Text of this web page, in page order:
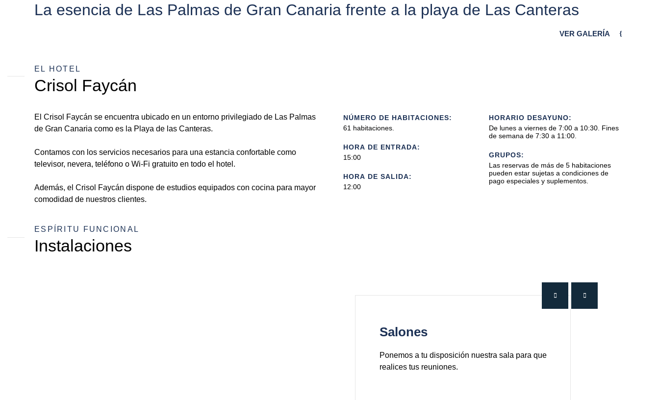
La esencia de Las Palmas de Gran Canaria frente a la playa de Las Canteras
VER GALERÍA
EL HOTEL
Crisol Faycán
El Crisol Faycán se encuentra ubicado en un entorno privilegiado de Las Palmas
de Gran Canaria como es la Playa de las Canteras.
Contamos con los servicios necesarios para una estancia confortable como
televisor, nevera, teléfono o Wi-Fi gratuito en todo el hotel.
Además, el Crisol Faycán dispone de estudios equipados con cocina para mayor
comodidad de nuestros clientes.
NÚMERO DE HABITACIONES:
61 habitaciones.
HORA DE ENTRADA:
15:00
HORA DE SALIDA:
12:00
HORARIO DESAYUNO:
De lunes a viernes de 7:00 a 10:30. Fines
de semana de 7:30 a 11:00.
GRUPOS:
Las reservas de más de 5 habitaciones
pueden estar sujetas a condiciones de
pago especiales y suplementos.
ESPÍRITU FUNCIONAL
Instalaciones
Salones
Ponemos a tu disposición nuestra sala para que
realices tus reuniones.